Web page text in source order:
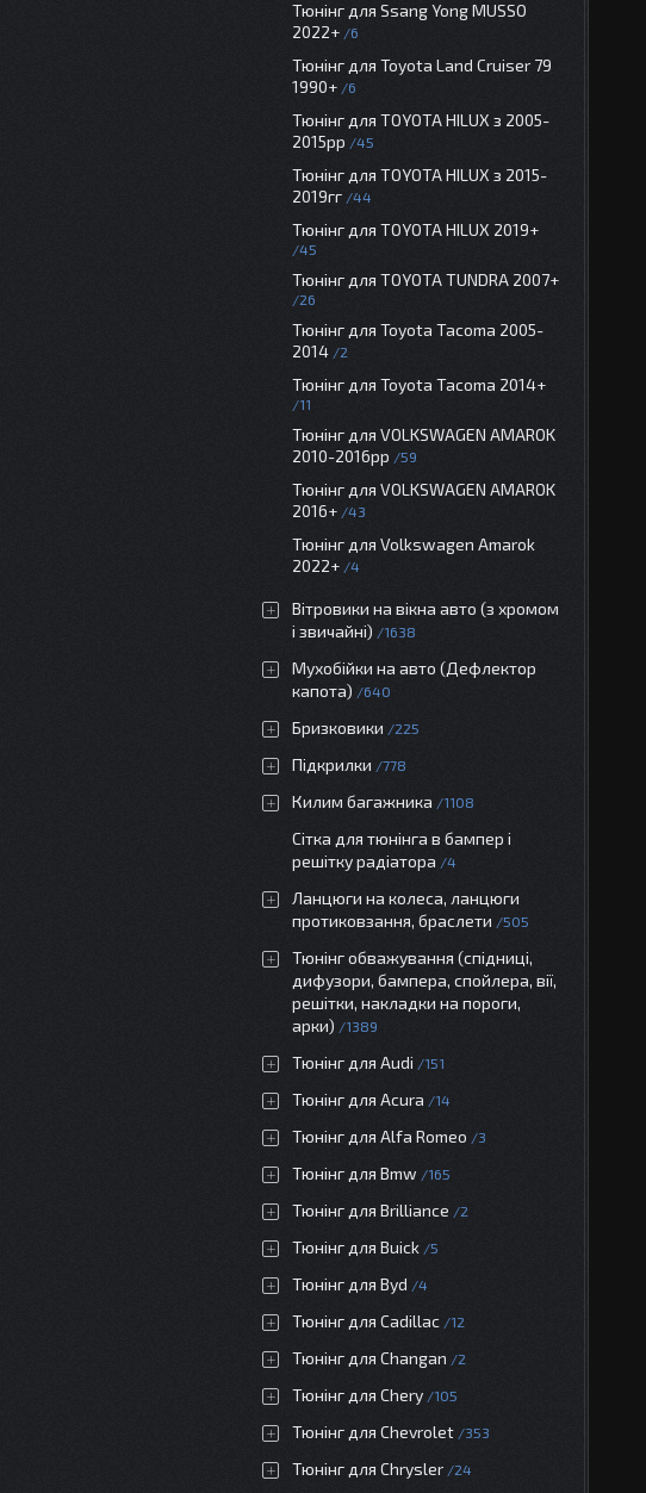
Тюнінг для Ssang Yong MUSSO
2022+
6
Тюнінг для Toyota Land Cruiser 79
1990+
6
Тюнінг для TOYOTA HILUX з 2005-
2015рр
45
Тюнінг для TOYOTA HILUX з 2015-
2019гг
44
Тюнінг для TOYOTA HILUX 2019+
45
Тюнінг для TOYOTA TUNDRA 2007+
26
Тюнінг для Toyota Tacoma 2005-
2014
2
Тюнінг для Toyota Tacoma 2014+
11
Тюнінг для VOLKSWAGEN AMAROK
2010-2016рр
59
Тюнінг для VOLKSWAGEN AMAROK
2016+
43
Тюнінг для Volkswagen Amarok
2022+
4
Вітровики на вікна авто (з хромом
і звичайні)
1638
Мухобійки на авто (Дефлектор
капота)
640
Бризковики 225
Підкрилки 778
Килим багажника 1108
Сітка для тюнінга в бампер і
решітку радіатора
4
Ланцюги на колеса, ланцюги
протиковзання, браслети
505
Тюнінг обважування (спідниці,
дифузори, бампера, спойлера, вії,
решітки, накладки на пороги,
арки)
1389
Тюнінг для Audi 151
Тюнінг для Acura 14
Тюнінг для Alfa Romeo 3
Тюнінг для Bmw 165
Тюнінг для Brilliance 2
Тюнінг для Buick 5
Тюнінг для Byd 4
Тюнінг для Cadillac 12
Тюнінг для Changan 2
Тюнінг для Chery 105
Тюнінг для Chevrolet 353
Тюнінг для Chrysler 24